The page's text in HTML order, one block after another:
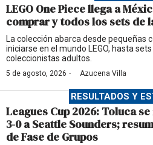
LEGO One Piece llega a
comprar y todos los sets de
La colección abarca desde pequeñas
iniciarse en el mundo LEGO, hasta
coleccionistas adultos.
5 de agosto, 2026 · Azucena Villa
RESULTADOS Y
Leagues Cup 2026: Toluca
3-0 a Seattle Sounders;
de Fase de Grupos